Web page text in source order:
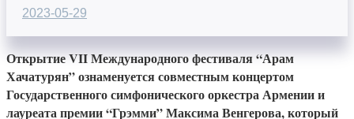
2023-05-29
Открытие VII Международного фестиваля “Арам
Хачатурян” ознаменуется совместным концертом
Государственного симфонического оркестра Армении и
лауреата премии “Грэмми” Максима Венгерова, который